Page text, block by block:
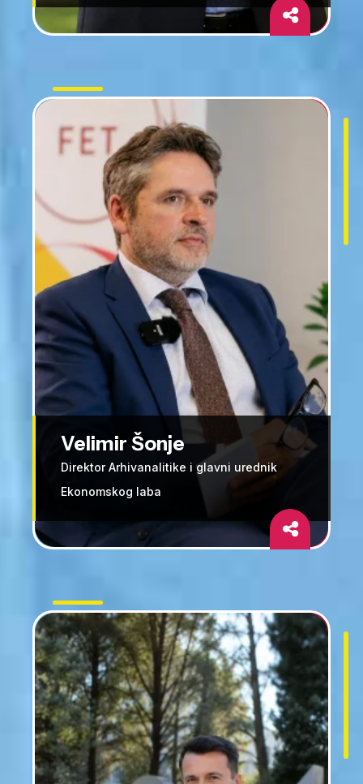
Velimir Šonje
Direktor Arhivanalitike i glavni urednik
Ekonomskog laba